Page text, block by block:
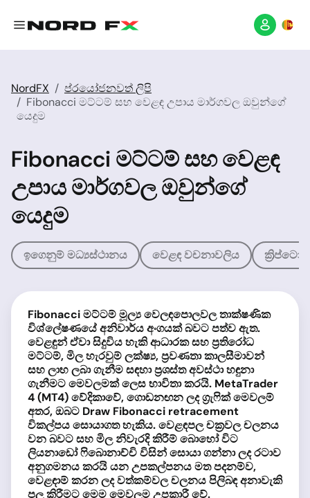
NordFX
ප්රයෝජනවත් ලිපි
Fibonacci මට්ටම් සහ වෙළඳ උපාය මාර්ගවල ඔවුන්ගේ
යෙදුම
Fibonacci මට්ටම් සහ වෙළඳ
උපාය මාර්ගවල ඔවුන්ගේ
යෙදුම
ඉගෙනුම් මධ්‍යස්ථානය වෙළඳ වචනාවලිය ක්‍රිප්ටෝ
Fibonacci මට්ටම් මූල්‍ය වෙලඳපොලවල තාක්ෂණික
විශ්ලේෂණයේ අනිවාර්ය අංගයක් බවට පත්ව ඇත.
වෙළඳුන් ඒවා සිදුවිය හැකි ආධාරක සහ ප්‍රතිරෝධ
මට්ටම්, මිල හැරවුම් ලක්ෂ්‍ය, ප්‍රවණතා කාලසීමාවන්
සහ ලාභ ලබා ගැනීම සඳහා ප්‍රශස්ත අවස්ථා හඳුනා
ගැනීමට මෙවලමක් ලෙස භාවිතා කරයි. MetaTrader
4 (MT4) වේදිකාවේ, ගොඩනඟන ලද ග්‍රැෆික් මෙවලම්
අතර, ඔබට Draw Fibonacci retracement
විකල්පය සොයාගත හැකිය. වෙළඳපල චක්‍රවල චලනය
වන බවට සහ මිල නිවැරදි කිරීම් බොහෝ විට
ලියනාඩෝ ෆිබොනාච්චි විසින් සොයා ගන්නා ලද රටාව
අනුගමනය කරයි යන උපකල්පනය මත පදනම්ව,
වෙළඳාම් කරන ලද වත්කම්වල චලනය පිලිබඳ අනාවැකි
පල කිරීමට මෙම මෙවලම උපකාරී වේ.